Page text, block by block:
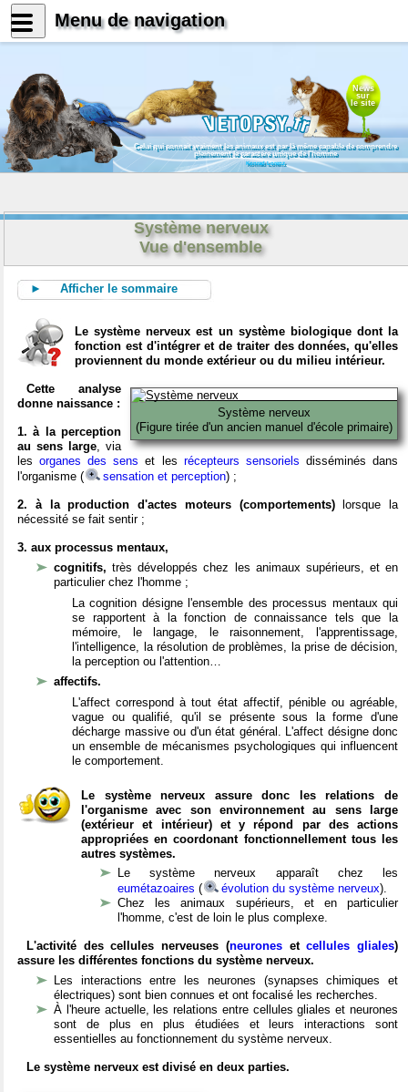
News
sur
le site
Celui qui connait vraiment les animaux est par là même capable de comprendre
pleinement le caractère unique de l'homme
Konrad Lorenz
Système nerveux
Vue d'ensemble
► Afficher le sommaire
Le système nerveux est un système biologique dont la
fonction est d'intégrer et de traiter des données, qu'elles
proviennent du monde extérieur ou du milieu intérieur.
Système nerveux
(Figure tirée d'un ancien manuel d'école primaire)
Cette analyse
donne naissance :
1. à la perception
au sens large, via
lesorganes des sens et les récepteurs sensoriels disséminés dans
l'organisme (
sensation et perception) ;
2. à la production d'actes moteurs (comportements)lorsque la
nécessité se fait sentir ;
3. aux processus mentaux,
cognitifs,très développés chez les animaux supérieurs, et en
particulier chez l'homme ;
La cognition désigne l'ensemble des processus mentaux qui
se rapportent à la fonction de connaissance tels que la
mémoire, le langage, le raisonnement, l'apprentissage,
l'intelligence, la résolution de problèmes, la prise de décision,
la perception ou l'attention…
affectifs.
L'affect correspond à tout état affectif, pénible ou agréable,
vague ou qualifié, qu'il se présente sous la forme d'une
décharge massive ou d'un état général. L'affect désigne donc
un ensemble de mécanismes psychologiques qui influencent
le comportement.
Le système nerveux assure donc les relations de
l'organisme avec son environnement au sens large
(extérieur et intérieur) et y répond par des actions
appropriées en coordonant fonctionnellement tous les
autres systèmes.
Le système nerveux apparaît chez les
eumétazoaires ( évolution du système nerveux).
Chez les animaux supérieurs, et en particulier
l'homme, c'est de loin le plus complexe.
L'activité des cellules nerveuses (neuronesetcellules gliales)
assure les différentes fonctions du système nerveux.
Les interactions entre les neurones (synapses chimiques et
électriques) sont bien connues et ont focalisé les recherches.
À l'heure actuelle, les relations entre cellules gliales et neurones
sont de plus en plus étudiées et leurs interactions sont
essentielles au fonctionnement du système nerveux.
Le système nerveux est divisé en deux parties.
Menu de navigation